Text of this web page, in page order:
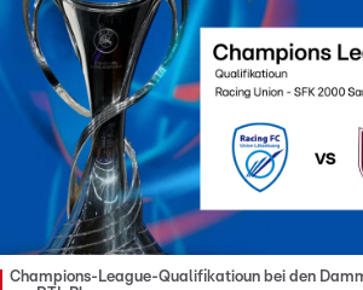
Champions-League-Qualifikatioun bei den